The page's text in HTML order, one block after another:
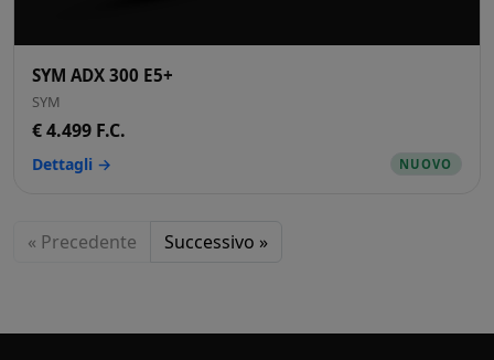
SYM ADX 300 E5+
SYM
€ 4.499 F.C.
Dettagli → NUOVO
« Precedente Successivo »